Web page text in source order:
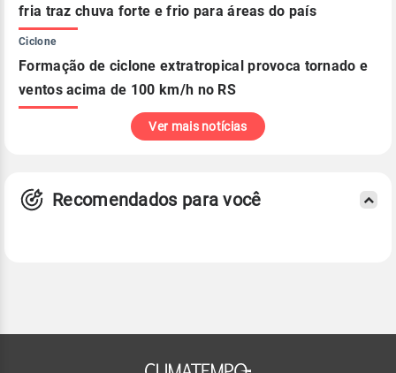
fria traz chuva forte e frio para áreas do país
Ciclone
Formação de ciclone extratropical provoca tornado e
ventos acima de 100 km/h no RS
Ver mais notícias
Recomendados para você